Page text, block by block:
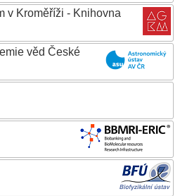
v Kroměříži - Knihovna
věd České